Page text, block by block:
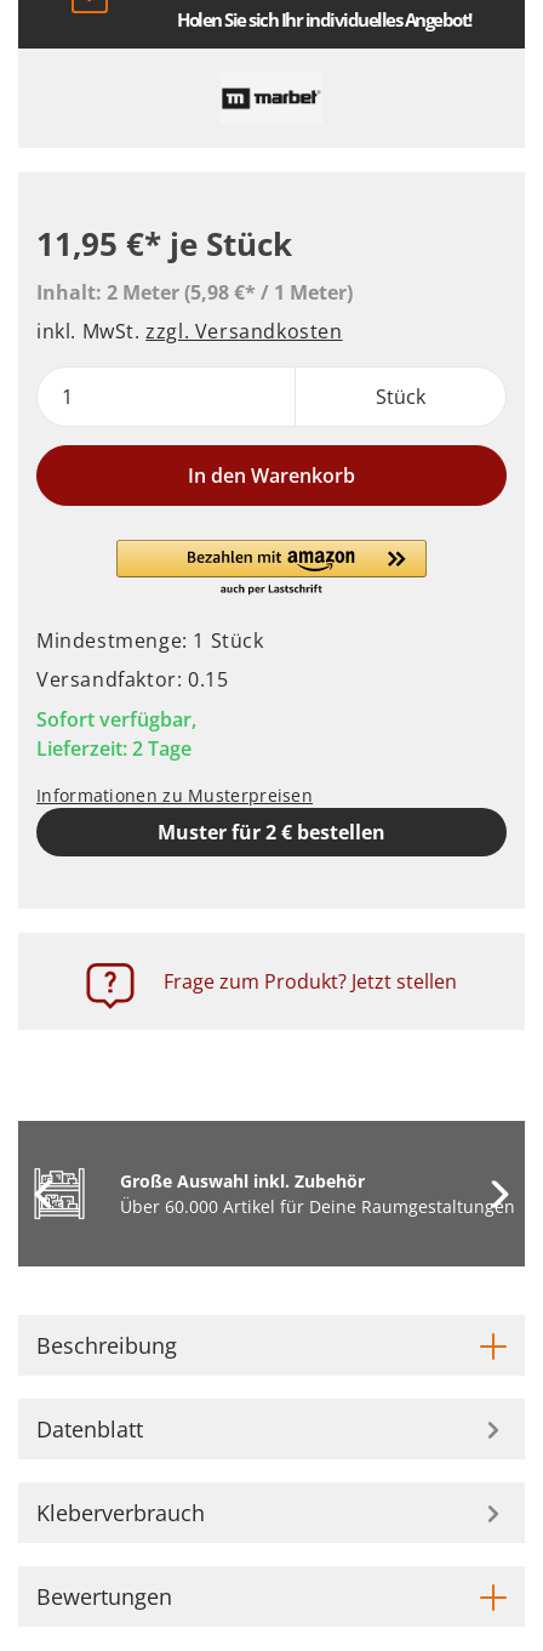
Holen Sie sich Ihr individuelles Angebot!
11,95 €* je Stück
Inhalt: 2 Meter(5,98 €* / 1 Meter)
inkl. MwSt.zzgl. Versandkosten
Stück
In den Warenkorb
Mindestmenge: 1 Stück
Versandfaktor: 0.15
Sofort verfügbar,
Lieferzeit: 2 Tage
Informationen zu Musterpreisen
Muster für 2 € bestellen
Frage zum Produkt? Jetzt stellen
Große Auswahl inkl. Zubehör
Über 60.000 Artikel für Deine Raumgestaltungen
Beschreibung
Datenblatt
Kleberverbrauch
Bewertungen